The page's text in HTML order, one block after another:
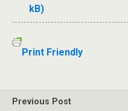
kB)
Print Friendly
Previous Post